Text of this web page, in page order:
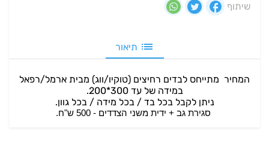
שיתוף
תיאור
המחיר מתייחס לבדים רחיצים (טוקיו/ווג) מבית ארמל/רפאל
במידה של עד 300*200.
ניתן לקבל בכל בד / בכל מידה / בכל גוון.
סגירת גב + ידית משני הצדדים - 500 ש"ח.